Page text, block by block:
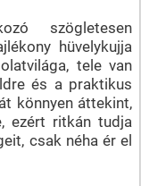
szögletesen
hüvelykujja
tele van
és a praktikus
könnyen áttekint,
ezért ritkán tudja
csak néha ér el